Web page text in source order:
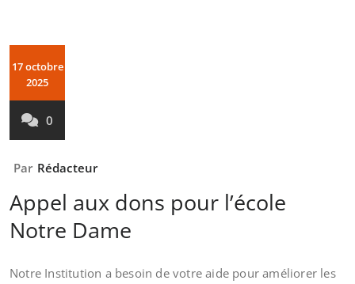
17 octobre
2025
0
Par Rédacteur
Appel aux dons pour l’école
Notre Dame
Notre Institution a besoin de votre aide pour améliorer les